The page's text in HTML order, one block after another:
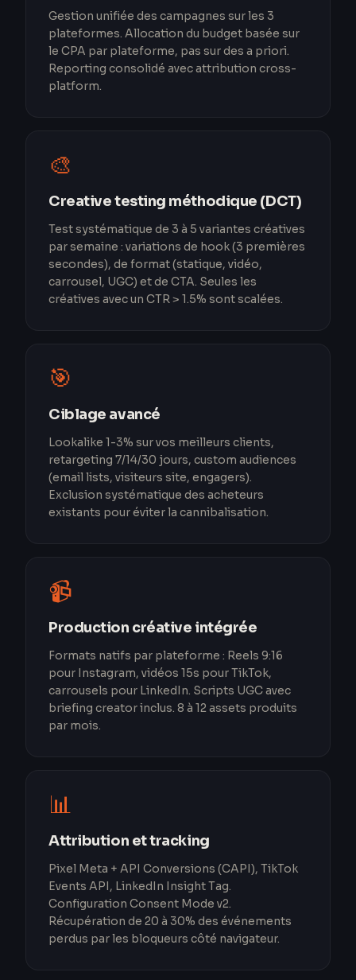
Gestion unifiée des campagnes sur les 3
plateformes. Allocation du budget basée sur
le CPA par plateforme, pas sur des a priori.
Reporting consolidé avec attribution cross-
platform.
🎨
Creative testing méthodique (DCT)
Test systématique de 3 à 5 variantes créatives
par semaine : variations de hook (3 premières
secondes), de format (statique, vidéo,
carrousel, UGC) et de CTA. Seules les
créatives avec un CTR > 1.5% sont scalées.
🎯
Ciblage avancé
Lookalike 1-3% sur vos meilleurs clients,
retargeting 7/14/30 jours, custom audiences
(email lists, visiteurs site, engagers).
Exclusion systématique des acheteurs
existants pour éviter la cannibalisation.
📹
Production créative intégrée
Formats natifs par plateforme : Reels 9:16
pour Instagram, vidéos 15s pour TikTok,
carrousels pour LinkedIn. Scripts UGC avec
briefing creator inclus. 8 à 12 assets produits
par mois.
📊
Attribution et tracking
Pixel Meta + API Conversions (CAPI), TikTok
Events API, LinkedIn Insight Tag.
Configuration Consent Mode v2.
Récupération de 20 à 30% des événements
perdus par les bloqueurs côté navigateur.